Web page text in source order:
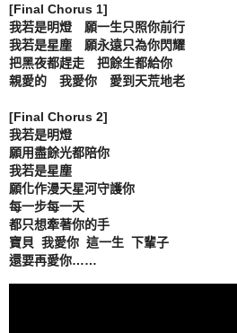
[Final Chorus 1]
我若是明燈　願一生只照你前行
我若是星塵　願永遠只為你閃耀
把黑夜都趕走　把餘生都給你
親愛的　我愛你　愛到天荒地老
[Final Chorus 2]
我若是明燈
願用盡餘光都陪你
我若是星塵
願化作漫天星河守護你
每一步每一天
都只想牽著你的手
寶貝  我愛你  這一生  下輩子
還要再愛你……